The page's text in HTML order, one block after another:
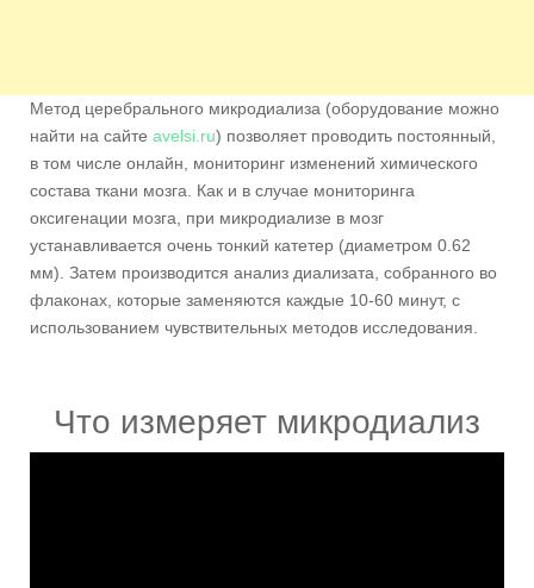
Метод церебрального микродиализа (оборудование можно
найти на сайте avelsi.ru) позволяет проводить постоянный,
в том числе онлайн, мониторинг изменений химического
состава ткани мозга. Как и в случае мониторинга
оксигенации мозга, при микродиализе в мозг
устанавливается очень тонкий катетер (диаметром 0.62
мм). Затем производится анализ диализата, собранного во
флаконах, которые заменяются каждые 10-60 минут, с
использованием чувствительных методов исследования.
Что измеряет микродиализ